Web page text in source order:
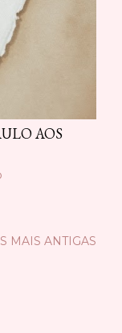
AOS
MAIS ANTIGAS